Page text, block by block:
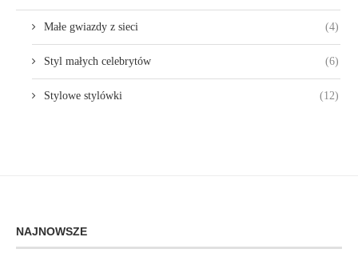
Małe gwiazdy z sieci (4)
Styl małych celebrytów (6)
Stylowe stylówki (12)
NAJNOWSZE